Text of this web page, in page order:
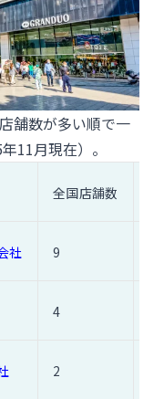
舗数が多い順で一
11月現在）。
全国店舗数
社 9
4
2